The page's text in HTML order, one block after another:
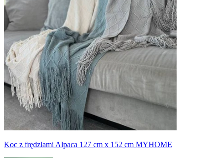
Koc z frędzlami Alpaca 127 cm x 152 cm MYHOME